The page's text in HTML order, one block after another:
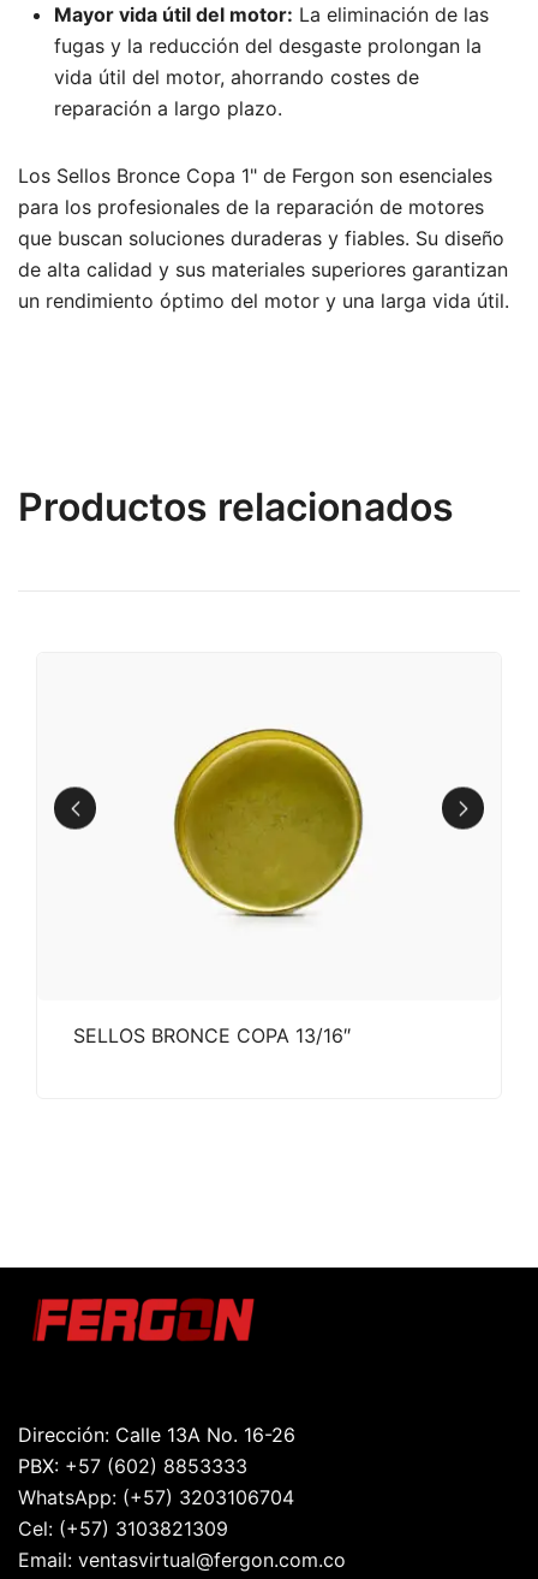
Mayor vida útil del motor: La eliminación de las
fugas y la reducción del desgaste prolongan la
vida útil del motor, ahorrando costes de
reparación a largo plazo.
Los Sellos Bronce Copa 1" de Fergon son esenciales
para los profesionales de la reparación de motores
que buscan soluciones duraderas y fiables. Su diseño
de alta calidad y sus materiales superiores garantizan
un rendimiento óptimo del motor y una larga vida útil.
Productos relacionados
SELLOS BRONCE COPA 13/16″
Dirección: Calle 13A No. 16-26
PBX: +57 (602) 8853333
WhatsApp: (+57) 3203106704
Cel: (+57) 3103821309
Email: ventasvirtual@fergon.com.co